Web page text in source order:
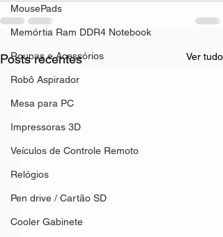
MousePads
Memórtia Ram DDR4 Notebook
Roupas e Acessórios
Robô Aspirador
Mesa para PC
Impressoras 3D
Veículos de Controle Remoto
Relógios
Pen drive / Cartão SD
Cooler Gabinete
Posts recentes Ver tudo